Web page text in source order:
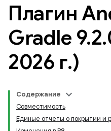
Плагин
Gradle 9.2.
2026 г.)
Содержание
Совместимость
Единые отчеты о покрытии и